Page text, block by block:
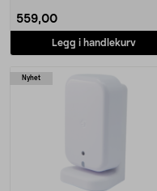
559,00
Legg i handlekurv
Nyhet